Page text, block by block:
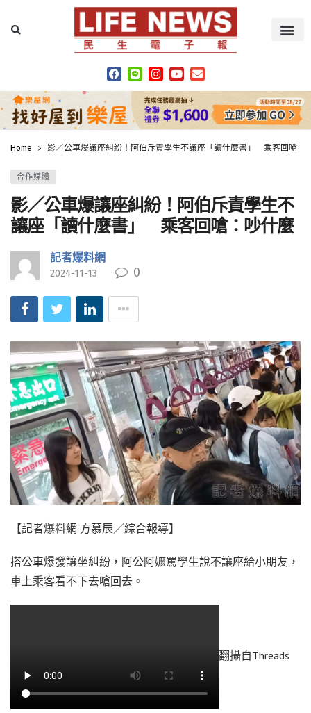
Home 影／公車爆讓座糾紛！阿伯斥責學生不讓座「讀什麼書」 乘客回嗆：
合作媒體
影／公車爆讓座糾紛！阿伯斥責學生不
讓座「讀什麼書」 乘客回嗆：吵什麼
記者爆料網
2024-11-13 0
【記者爆料網 方慕辰／綜合報導】
搭公車爆發讓坐糾紛，阿公阿嬤罵學生說不讓座給小朋友，
車上乘客看不下去嗆回去。
翻攝自Threads